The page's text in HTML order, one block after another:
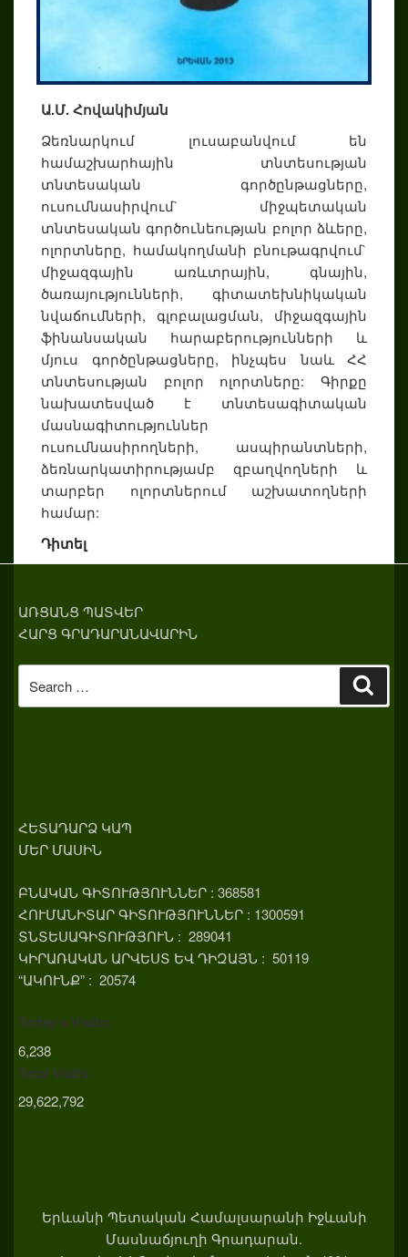
Ա.Մ. Հովակիմյան
Ձեռնարկում լուսաբանվում են
համաշխարհային տնտեսության
տնտեսական գործընթացները,
ուսումնասիրվում` միջպետական
տնտեսական գործունեության բոլոր ձևերը,
ոլորտները, համակողմանի բնութագրվում`
միջազգային առևտրային, գնային,
ծառայությունների, գիտատեխնիկական
նվաճումների, գլոբալացման, միջազգային
ֆինանսական հարաբերությունների և
մյուս գործընթացները, ինչպես նաև ՀՀ
տնտեսության բոլոր ոլորտները: Գիրքը
նախատեսված է տնտեսագիտական
մասնագիտություններ
ուսումնասիրողների, ասպիրանտների,
ձեռնարկատիրությամբ զբաղվողների և
տարբեր ոլորտներում աշխատողների
համար:
Դիտել
ԱՌՑԱՆՑ ՊԱՏՎԵՐ
ՀԱՐՑ ԳՐԱԴԱՐԱՆԱՎԱՐԻՆ
for:
ՀԵՏԱԴԱՐՁ ԿԱՊ
ՄԵՐ ՄԱՍԻՆ
ԲՆԱԿԱՆ ԳԻՏՈՒԹՅՈՒՆՆԵՐ : 368581
ՀՈՒՄԱՆԻՏԱՐ ԳԻՏՈՒԹՅՈՒՆՆԵՐ : 1300591
ՏՆՏԵՍԱԳԻՏՈՒԹՅՈՒՆ : 289041
ԿԻՐԱՌԱԿԱՆ ԱՐՎԵՍՏ ԵՎ ԴԻԶԱՅՆ : 50119
“ԱԿՈՒՆՔ” : 20574
Today's Visits:
6,238
Total Visits:
29,622,792
Երևանի Պետական Համալսարանի Իջևանի
Մասնաճյուղի Գրադարան.